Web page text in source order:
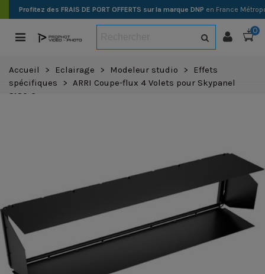
Profitez des FRAIS DE PORT OFFERTS sur la marque DNP en France
0
Accueil > Eclairage > Modeleur studio >
Effets
spécifiques
> ARRI Coupe-flux 4 Volets pour Skypanel
S120-C